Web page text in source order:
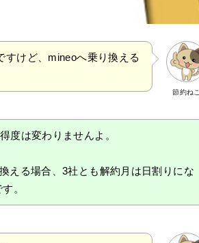
節約ねこ
すけど、mineoへ乗り換える
度は変わりませんよ。
える場合、3社とも解約月は日割りにな
。